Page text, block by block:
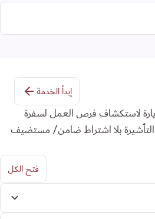
إبدأ الخدمة
لاستكشاف فرص العمل لسفرة
بلا اشتراط ضامن/ مستضيف
فتح الكل